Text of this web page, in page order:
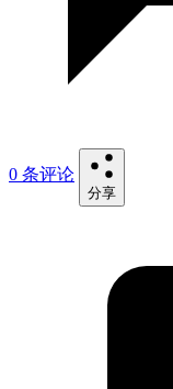
0 条评论
分享